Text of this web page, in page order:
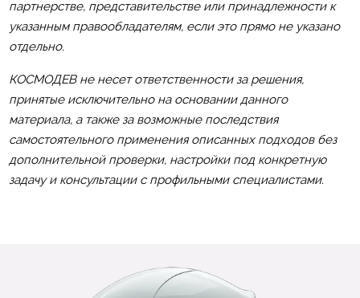
партнерстве, представительстве или принадлежности к
указанным правообладателям, если это прямо не указано
отдельно.
КОСМОДЕВ не несет ответственности за решения,
принятые исключительно на основании данного
материала, а также за возможные последствия
самостоятельного применения описанных подходов без
дополнительной проверки, настройки под конкретную
задачу и консультации с профильными специалистами.